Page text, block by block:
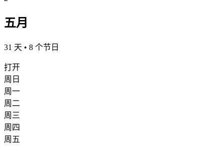
五月
31 天 • 8 个节日
打开
周日
周一
周二
周三
周四
周五